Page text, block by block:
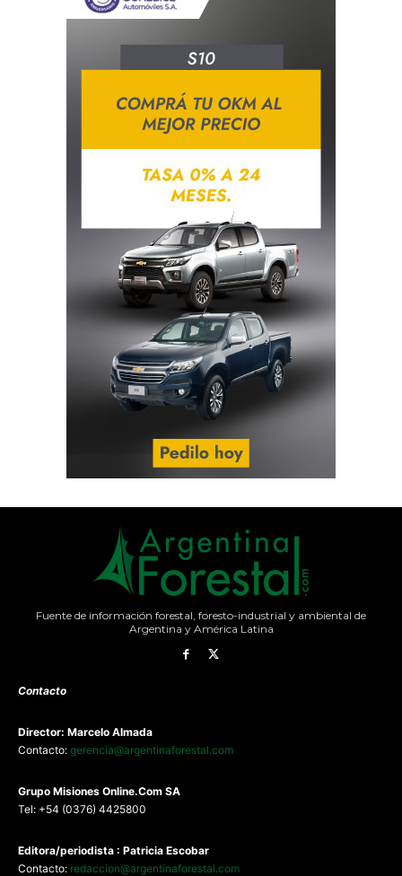
Fuente de información forestal, foresto-industrial y ambiental de
Argentina y América Latina
Contacto
Director: Marcelo Almada
Contacto: gerencia@argentinaforestal.com
Grupo Misiones Online.Com SA
Tel: +54 (0376) 4425800
Editora/periodista : Patricia Escobar
Contacto: redaccion@argentinaforestal.com